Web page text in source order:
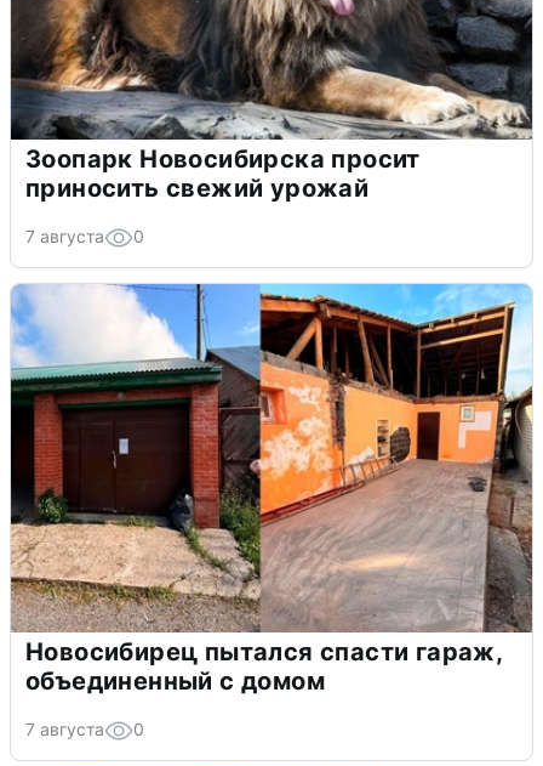
Зоопарк Новосибирска просит
приносить свежий урожай
7 августа 0
Новосибирец пытался спасти гараж,
объединенный с домом
7 августа 0